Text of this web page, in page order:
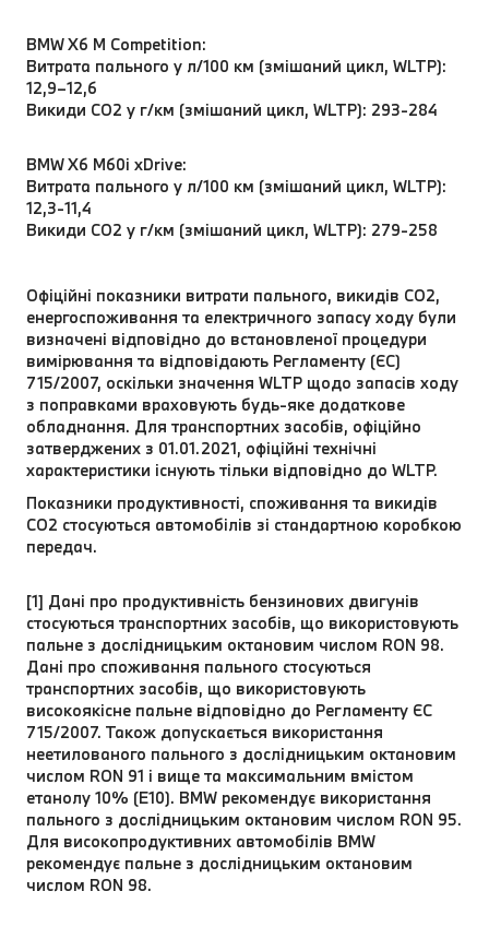
BMW X6 M Competition:
Витрата пального у л/100 км (змішаний цикл, WLTP):
12,9–12,6
Викиди CO2 у г/км (змішаний цикл, WLTP): 293-284
BMW X6 M60i xDrive:
Витрата пального у л/100 км (змішаний цикл, WLTP):
12,3-11,4
Викиди CO2 у г/км (змішаний цикл, WLTP): 279-258
Офіційні показники витрати пального, викидів CO2,
енергоспоживання та електричного запасу ходу були
визначені відповідно до встановленої процедури
вимірювання та відповідають Регламенту (ЄС)
715/2007, оскільки значення WLTP щодо запасів ходу
з поправками враховують будь-яке додаткове
обладнання. Для транспортних засобів, офіційно
затверджених з 01.01.2021, офіційні технічні
характеристики існують тільки відповідно до WLTP.
Показники продуктивності, споживання та викидів
CO2 стосуються автомобілів зі стандартною коробкою
передач.
[1] Дані про продуктивність бензинових двигунів
стосуються транспортних засобів, що використовують
пальне з дослідницьким октановим числом RON 98.
Дані про споживання пального стосуються
транспортних засобів, що використовують
високоякісне пальне відповідно до Регламенту ЄС
715/2007. Також допускається використання
неетилованого пального з дослідницьким октановим
числом RON 91 і вище та максимальним вмістом
етанолу 10% (E10). BMW рекомендує використання
пального з дослідницьким октановим числом RON 95.
Для високопродуктивних автомобілів BMW
рекомендує пальне з дослідницьким октановим
числом RON 98.